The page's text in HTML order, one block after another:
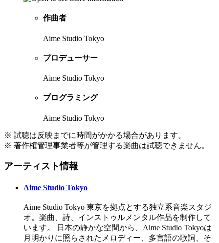
作曲者
Aime Studio Tokyo
プロデューサー
Aime Studio Tokyo
プログラミング
Aime Studio Tokyo
※ 試聴は反映までに時間がかかる場合があります。
※ 著作権管理事業者等が管理する楽曲は試聴できません。
アーティスト情報
Aime Studio Tokyo
Aime Studio Tokyo 東京を拠点とする独立系音楽スタジ
オ。楽曲、詩、インストゥルメンタル作品を制作して
います。 日本の静かな空間から、Aime Studio Tokyoは
月明かりに照らされたメロディー、多言語の歌詞、そ